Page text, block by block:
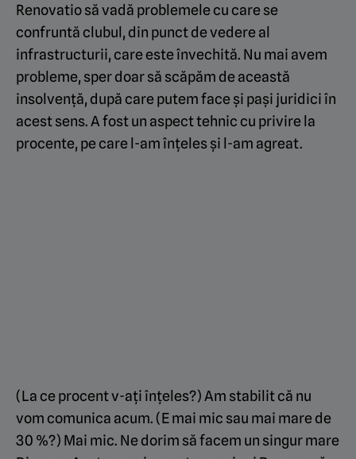
Renovatio să vadă problemele cu care se
confruntă clubul, din punct de vedere al
infrastructurii, care este învechită. Nu mai avem
probleme, sper doar să scăpăm de această
insolvență, după care putem face și pași juridici în
acest sens. A fost un aspect tehnic cu privire la
procente, pe care l-am înțeles și l-am agreat.
(La ce procent v-ați înțeles?) Am stabilit că nu
vom comunica acum. (E mai mic sau mai mare de
30 %?) Mai mic. Ne dorim să facem un singur mare